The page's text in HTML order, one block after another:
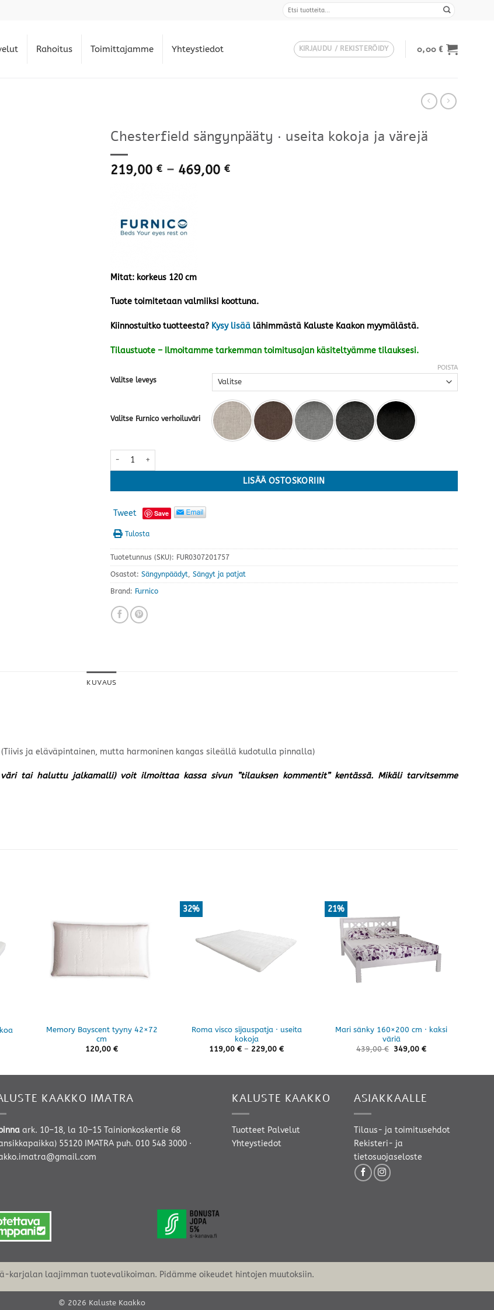
Rahoitus Toimittajamme Yhteystiedot KIRJAUDU / REKISTERÖIDY 0,00€
Chesterfield sängynpääty · useita kokoja ja värejä
219,00 € – 469,00 €Hintaluokka:
Mitat: korkeus 120 cm
Tuote toimitetaan valmiiksi koottuna.
Kiinnostuitko tuotteesta? Kysy lisää lähimmästä Kaluste Kaakon myymälästä.
Tilaustuote – Ilmoitamme tarkemman toimitusajan käsiteltyämme tilauksesi.
Valitse leveys
Valitse Furnico verhoiluväri
POISTA
Chesterfield sängynpääty · useita kokoja ja värejä määrä
LISÄÄ OSTOSKORIIN
Tweet Save
Tulosta
Tuotetunnus (SKU): FUR0307201757
Osastot: Sängynpäädyt Sängyt ja patjat
Brand: Furnico
KUVAUS
(Tiivis ja eläväpintainen, mutta harmoninen kangas sileällä kudotulla pinnalla)
tai haluttu jalkamalli) voit ilmoittaa kassa sivun ”tilauksen kommentit” kentässä. Mikäli tarvitsemme
Memory Bayscent tyyny 42×72
cm
120,00 €
32%
Roma visco sijauspatja · useita
kokoja
119,00 € – 229,00 €Hintaluokka:
21%
Mari sänky 160×200 cm · kaksi
väriä
439,00€ 349,00 €
KAAKKO IMATRA
ark. 10–18, la 10–15 Tainionkoskentie 68
55120 IMATRA puh. 010 548 3000·
KALUSTE KAAKKO
Tuotteet Palvelut
Yhteystiedot
ASIAKKAALLE
Tilaus- ja toimitusehdot
Rekisteri- ja
tietosuojaseloste
karjalan laajimman tuotevalikoiman. Pidämme oikeudet hintojen muutoksiin.
© 2026 Kaluste Kaakko